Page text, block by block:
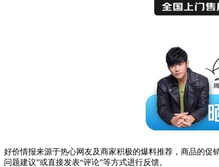
好价情报来源于热心网友及商家积极的爆料推荐，商品的促
问题建议”或直接发表“评论”等方式进行反馈。